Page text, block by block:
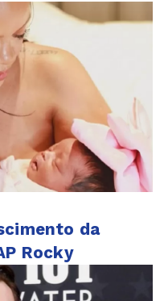
da
Rocky